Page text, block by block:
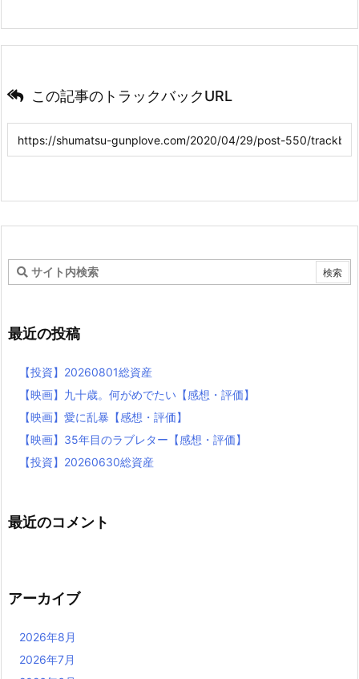
この記事のトラックバックURL
最近の投稿
【投資】20260801総資産
【映画】九十歳。何がめでたい【感想・評価】
【映画】愛に乱暴【感想・評価】
【映画】35年目のラブレター【感想・評価】
【投資】20260630総資産
最近のコメント
アーカイブ
2026年8月
2026年7月